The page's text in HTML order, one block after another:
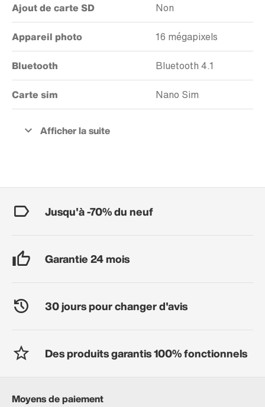
Ajout de carte SD Non
Appareil photo 16 mégapixels
Bluetooth Bluetooth 4.1
Carte sim Nano Sim
Jusqu'à -70% du neuf
Garantie 24 mois
30 jours pour changer d'avis
Des produits garantis 100% fonctionnels
Moyens de paiement